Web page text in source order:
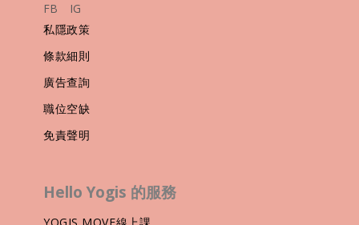
FB
IG
私隱政策
條款細則
廣告查詢
職位空缺
免責聲明
Hello Yogis 的服務